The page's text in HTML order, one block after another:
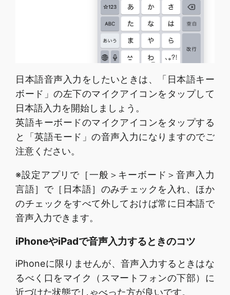
日本語音声入力をしたいときは、「日本語キー
ボード」の左下のマイクアイコンをタップして
日本語入力を開始しましょう。
英語キーボードのマイクアイコンをタップする
と「英語モード」の音声入力になりますのでご
注意ください。
※設定アプリで［一般＞キーボード＞音声入力
言語］で［日本語］のみチェックを入れ、ほか
のチェックをすべて外しておけば常に日本語で
音声入力できます。
iPhoneやiPadで音声入力するときのコツ
iPhoneに限りませんが、音声入力するときはな
るべく口をマイク（スマートフォンの下部）に
近づけた状態でしゃべった方が良いです。